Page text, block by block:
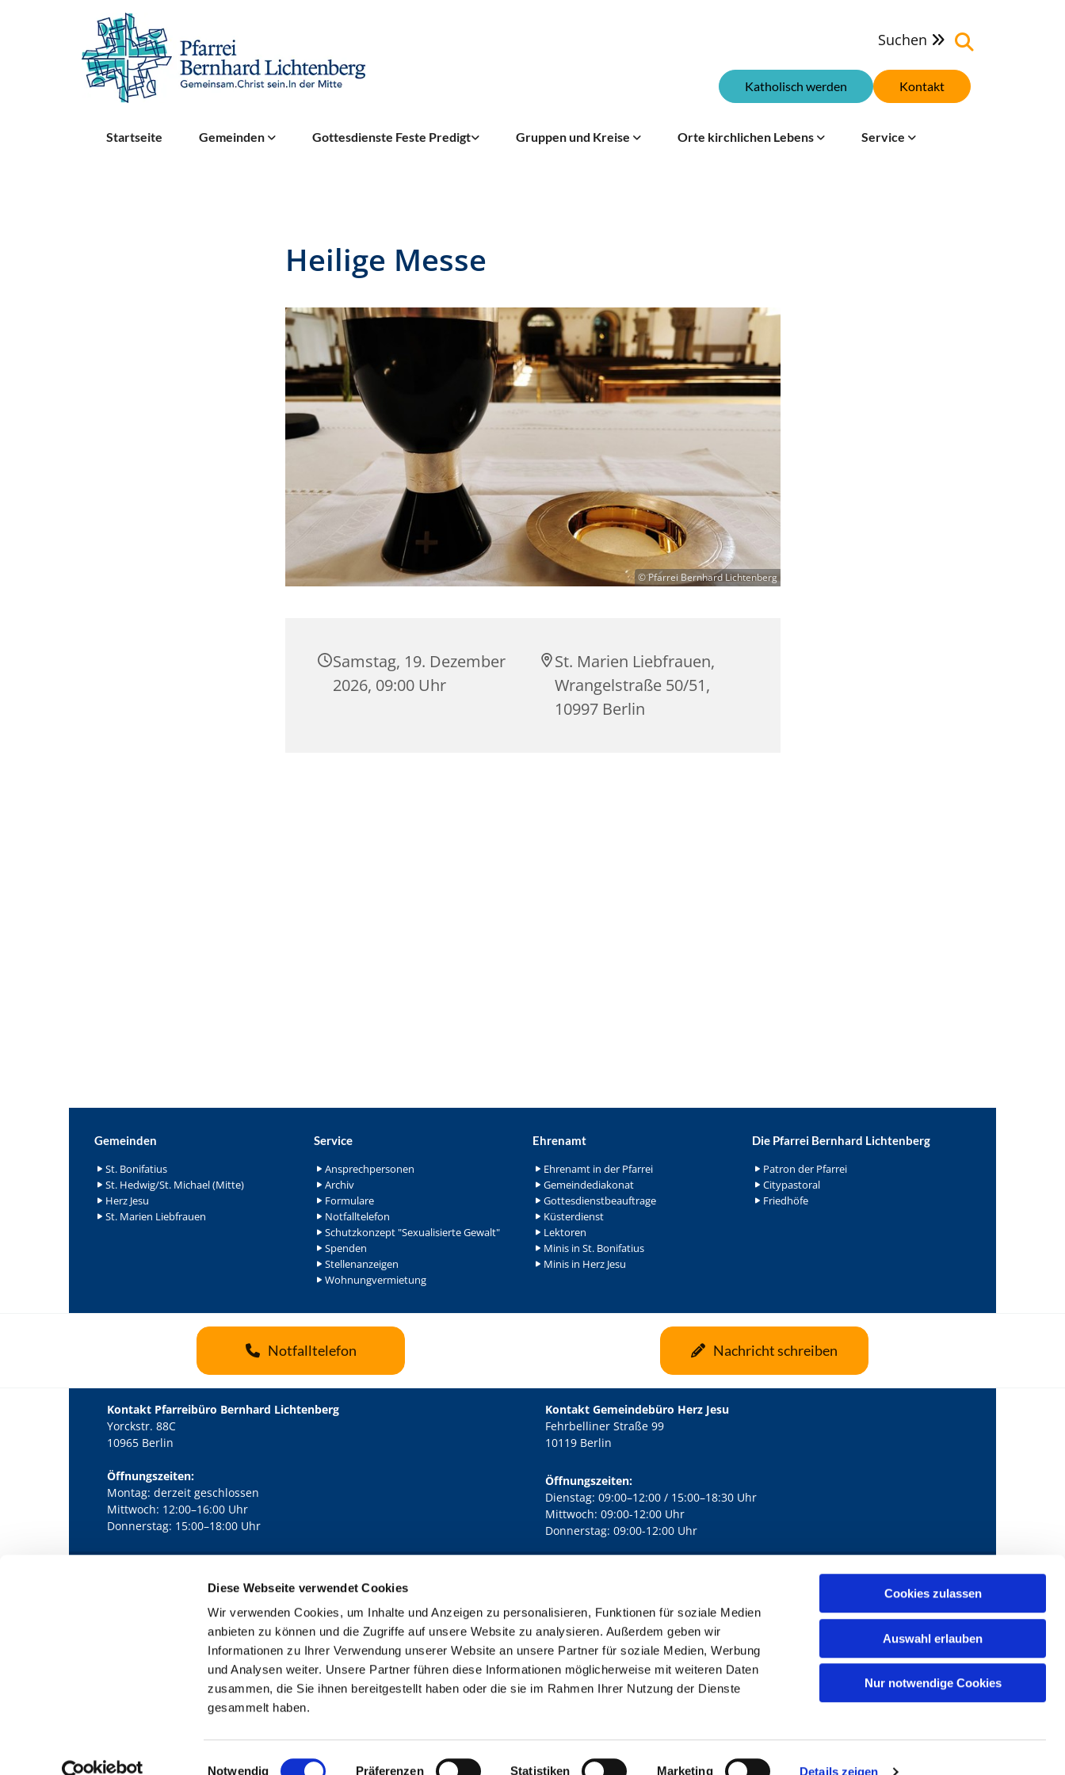
Diese Webseite verwendet Cookies
Wir verwenden Cookies, um Inhalte und Anzeigen zu personalisieren, Funktionen für soziale Medien
anbieten zu können und die Zugriffe auf unsere Website zu analysieren. Außerdem geben wir
Informationen zu Ihrer Verwendung unserer Website an unsere Partner für soziale Medien, Werbung
und Analysen weiter. Unsere Partner führen diese Informationen möglicherweise mit weiteren Daten
zusammen, die Sie ihnen bereitgestellt haben oder die sie im Rahmen Ihrer Nutzung der Dienste
gesammelt haben.
Notwendig Präferenzen Statistiken Marketing Details zeigen
Cookies zulassen
Auswahl erlauben
Nur notwendige Cookies
Suchen 
Kontakt
Katholisch werden
Startseite Gemeinden Gottesdienste Feste Predigt Gruppen und Kreise Orte kirchlichen Lebens Service
Heilige Messe
© Pfarrei Bernhard Lichtenberg
Samstag, 19. Dezember
2026, 09:00 Uhr
St. Marien Liebfrauen,
Wrangelstraße 50/51,
10997 Berlin
Gemeinden
St. Bonifatius
St. Hedwig/St. Michael (Mitte)
Herz Jesu
St. Marien Liebfrauen
Service
Ansprechpersonen
Archiv
Formulare
Notfalltelefon
Schutzkonzept "Sexualisierte Gewalt"
Spenden
Stellenanzeigen
Wohnungvermietung
Ehrenamt
Ehrenamt in der Pfarrei
Gemeindediakonat
Gottesdienstbeauftrage
Küsterdienst
Lektoren
Minis in St. Bonifatius
Minis in Herz Jesu
Die Pfarrei Bernhard Lichtenberg
Patron der Pfarrei
Citypastoral
Friedhöfe
Notfalltelefon Nachricht schreiben
Kontakt Pfarreibüro Bernhard Lichtenberg
Yorckstr. 88C
10965 Berlin
Öffnungszeiten:
Montag: derzeit geschlossen
Mittwoch: 12:00–16:00 Uhr
Donnerstag: 15:00–18:00 Uhr
Kontakt Gemeindebüro Herz Jesu
Fehrbelliner Straße 99
10119 Berlin
Öffnungszeiten:
Dienstag: 09:00–12:00 / 15:00–18:30 Uhr
Mittwoch: 09:00-12:00 Uhr
Donnerstag: 09:00-12:00 Uhr
Kath. Kirchengemeinde Pfarrei Bernhard Lichtenberg Berlin-Mitte · Yorckstr. 88C, 10965 Berlin mail@bernhard-lichtenberg.berlin
Kontaktinformationen Impressum